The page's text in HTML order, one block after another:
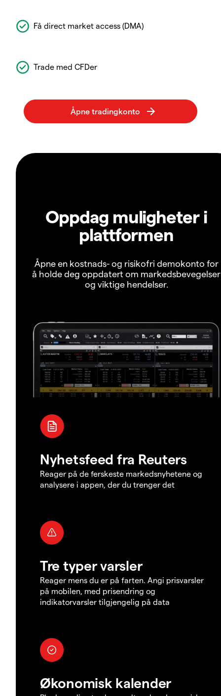
Få direct market access (DMA)
Trade med CFDer
Oppdag muligheter i
plattformen
Åpne en kostnads- og risikofri demokonto for
å holde deg oppdatert om markedsbevegelser
og viktige hendelser.
Nyhetsfeed fra Reuters
Reager på de ferskeste markedsnyhetene og
analysere i appen, der du trenger det
Tre typer varsler
Reager mens du er på farten. Angi prisvarsler
på mobilen, med prisendring og
indikatorvarsler tilgjengelig på data
Økonomisk kalender